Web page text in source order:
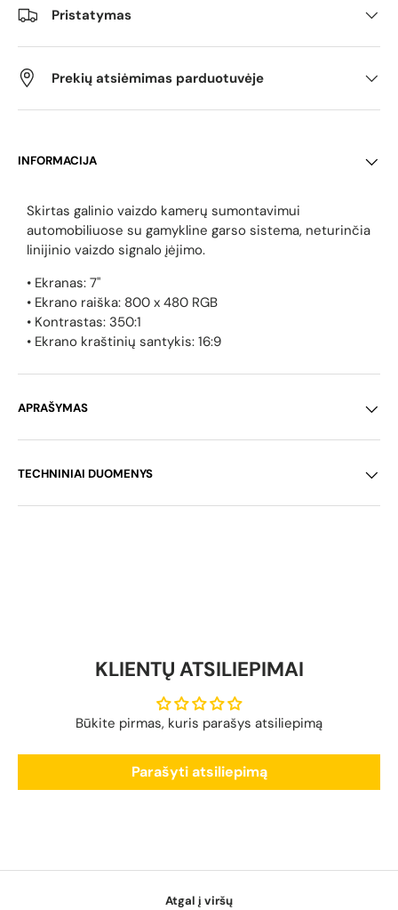
Pristatymas
Prekių atsiėmimas parduotuvėje
INFORMACIJA
Skirtas galinio vaizdo kamerų sumontavimui
automobiliuose su gamykline garso sistema, neturinčia
linijinio vaizdo signalo įėjimo.
• Ekranas: 7"
• Ekrano raiška: 800 x 480 RGB
• Kontrastas: 350:1
• Ekrano kraštinių santykis: 16:9
APRAŠYMAS
TECHNINIAI DUOMENYS
KLIENTŲ ATSILIEPIMAI
Būkite pirmas, kuris parašys atsiliepimą
Parašyti atsiliepimą
Atgal į viršų